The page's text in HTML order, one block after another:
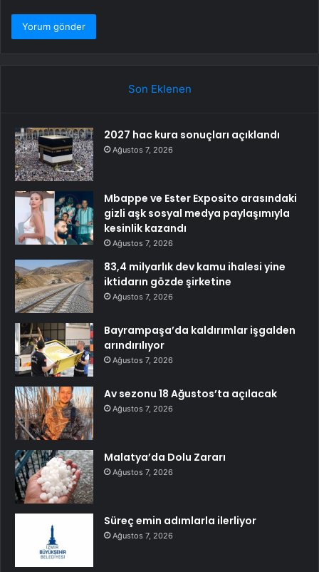
Son Eklenen
2027 hac kura sonuçları açıklandı
Ağustos 7, 2026
Mbappe ve Ester Exposito arasındaki
gizli aşk sosyal medya paylaşımıyla
kesinlik kazandı
Ağustos 7, 2026
83,4 milyarlık dev kamu ihalesi yine
iktidarın gözde şirketine
Ağustos 7, 2026
Bayrampaşa’da kaldırımlar işgalden
arındırılıyor
Ağustos 7, 2026
Av sezonu 18 Ağustos’ta açılacak
Ağustos 7, 2026
Malatya’da Dolu Zararı
Ağustos 7, 2026
Süreç emin adımlarla ilerliyor
Ağustos 7, 2026